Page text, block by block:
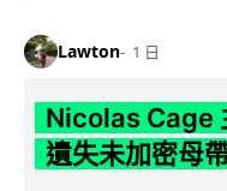
Lawton 1 日
Nicolas Cage
遺失未加密母